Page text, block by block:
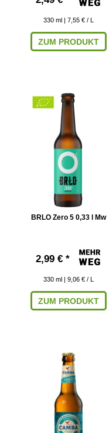
330 ml | 7,55 € / L
ZUM PRODUKT
BRLO Zero 5 0,33 l Mw
2,99 € *
330 ml | 9,06 € / L
ZUM PRODUKT